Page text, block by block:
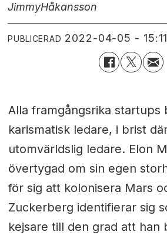
JimmyHåkansson
PUBLICERAD 2022-04-05 - 15:11
Alla framgångsrika startups
karismatisk ledare, i brist
utomvärldslig ledare. Elon
övertygad om sin egen
för sig att kolonisera Mars
Zuckerberg identifierar sig
kejsare till den grad att han